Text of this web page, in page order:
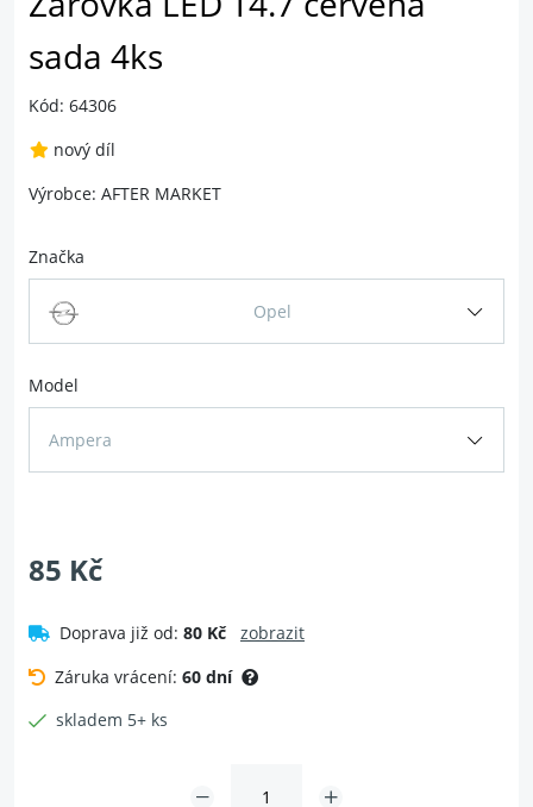
sada 4ks
Kód: 64306
nový díl
Výrobce: AFTER MARKET
Značka
Opel
Model
Ampera
85 Kč
Doprava již od: 80 Kč
zobrazit
Záruka vrácení: 60 dní
skladem 5+ ks